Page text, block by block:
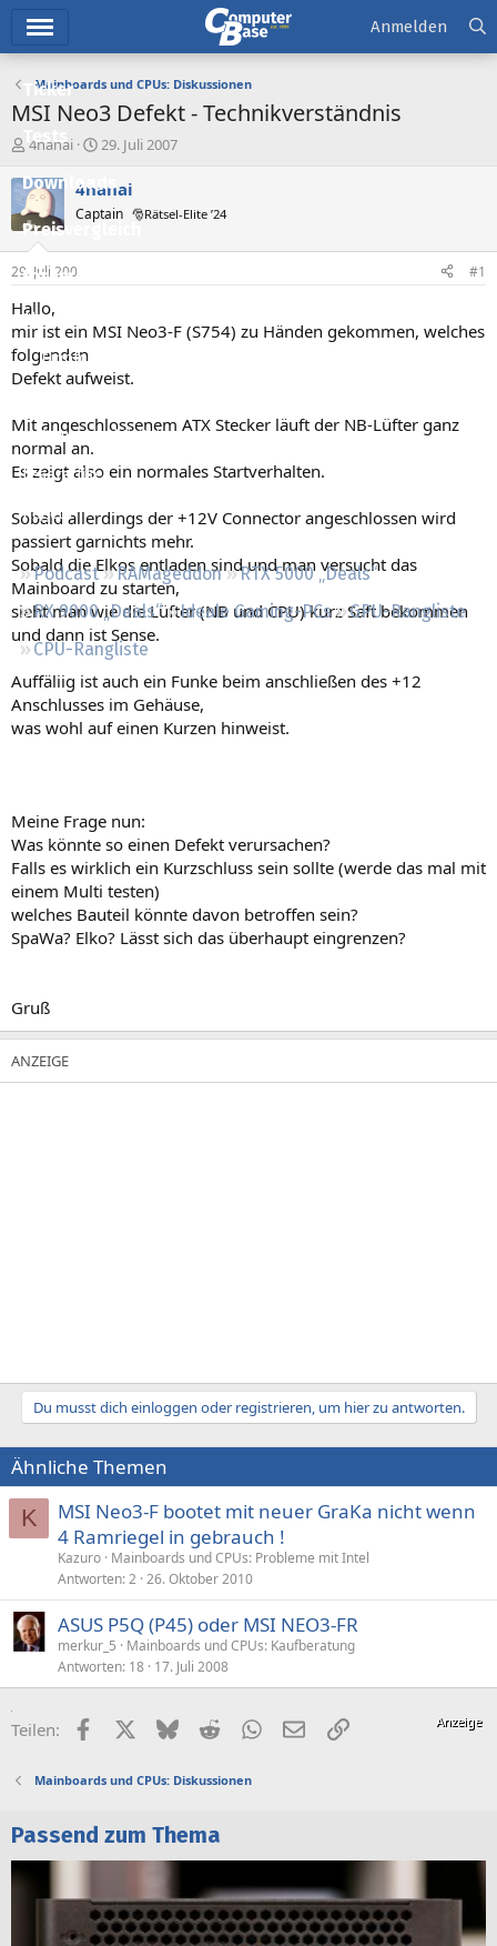
Ticker
Tests
Downloads
Preisvergleich
Forum
Aktuelles
Empfohlene Inhalte
Neueste Aktivitäten
Leserartikel
Regeln
Podcast RAMageddon
RTX 5000 „Deals“
RX 9000 „Deals“
Ideale Gaming-PCs
GPU-Rangliste
CPU-Rangliste
Anmelden
Mainboards und CPUs: Diskussionen
MSI Neo3 Defekt - Technikverständnis
E
s
t
e
e
r
4nanai
E
s
e
t
m
29. Juli 2007
4nanai
Captain 🎅Rätsel-Elite ’24
29. Juli 2007 #1
Hallo,
mir ist ein MSI Neo3-F (S754) zu Händen gekommen, welches
folgenden
Defekt aufweist.
Mit angeschlossenem ATX Stecker läuft der NB-Lüfter ganz
normal an.
Es zeigt also ein normales Startverhalten.
Sobald allerdings der +12V Connector angeschlossen wird
passiert garnichts mehr.
Sobald die Elkos entladen sind und man versucht das
Mainboard zu starten,
sieht man wie die Lüfter (NB und CPU) kurz Saft bekommen
und dann ist Sense.
Auffäliig ist auch ein Funke beim anschließen des +12
Anschlusses im Gehäuse,
was wohl auf einen Kurzen hinweist.
Meine Frage nun:
Was könnte so einen Defekt verursachen?
Falls es wirklich ein Kurzschluss sein sollte (werde das mal mit
einem Multi testen)
welches Bauteil könnte davon betroffen sein?
SpaWa? Elko? Lässt sich das überhaupt eingrenzen?
Gruß
Du musst dich einloggen oder registrieren, um hier zu antworten.
Ähnliche Themen
K
MSI Neo3-F bootet mit neuer GraKa nicht wenn
4 Ramriegel in gebrauch !
Kazuro Mainboards und CPUs: Probleme mit Intel
Antworten 2 26. Oktober 2010
ASUS P5Q (P45) oder MSI NEO3-FR
merkur_5
Mainboards und CPUs: Kaufberatung
Antworten 18 17. Juli 2008
Teilen: FacebookX (Twitter)
BlueskyRedditWhatsApp
E-MailLink
Mainboards und CPUs: Diskussionen
Passend zum Thema